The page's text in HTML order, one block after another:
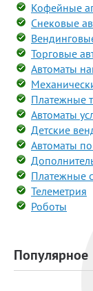
Кофейные
Снековые
Торговые
Автоматы
Платежные
Автоматы
Детские
Автоматы
Платежные
Телеметрия
Роботы
Популярное